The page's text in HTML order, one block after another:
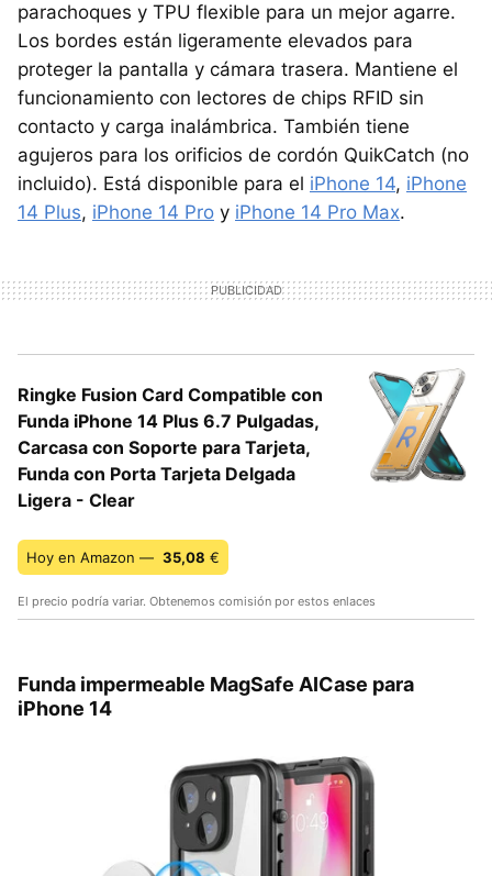
parachoques y TPU flexible para un mejor agarre.
Los bordes están ligeramente elevados para
proteger la pantalla y cámara trasera. Mantiene el
funcionamiento con lectores de chips RFID sin
contacto y carga inalámbrica. También tiene
agujeros para los orificios de cordón QuikCatch (no
incluido). Está disponible para el iPhone 14, iPhone
14 Plus, iPhone 14 Pro y iPhone 14 Pro Max.
Ringke Fusion Card Compatible con
Funda iPhone 14 Plus 6.7 Pulgadas,
Carcasa con Soporte para Tarjeta,
Funda con Porta Tarjeta Delgada
Ligera - Clear
Hoy en Amazon — 35,08 €
El precio podría variar. Obtenemos comisión por estos enlaces
Funda impermeable MagSafe AICase para
iPhone 14